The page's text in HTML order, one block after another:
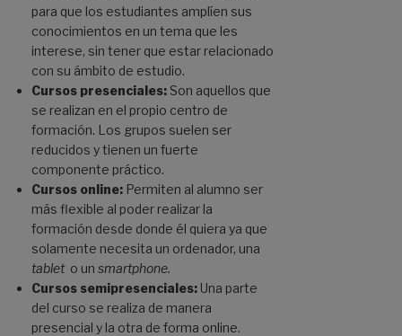
para que los estudiantes amplíen sus
conocimientos en un tema que les
interese, sin tener que estar relacionado
con su ámbito de estudio.
Cursos presenciales: Son aquellos que
se realizan en el propio centro de
formación. Los grupos suelen ser
reducidos y tienen un fuerte
componente práctico.
Cursos online: Permiten al alumno ser
más flexible al poder realizar la
formación desde donde él quiera ya que
solamente necesita un ordenador, una
tablet o un smartphone.
Cursos semipresenciales: Una parte
del curso se realiza de manera
presencial y la otra de forma online.